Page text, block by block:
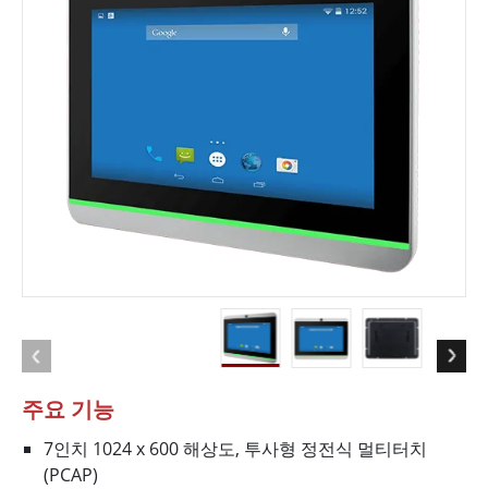
주요 기능
7인치 1024 x 600 해상도, 투사형 정전식 멀티터치
(PCAP)